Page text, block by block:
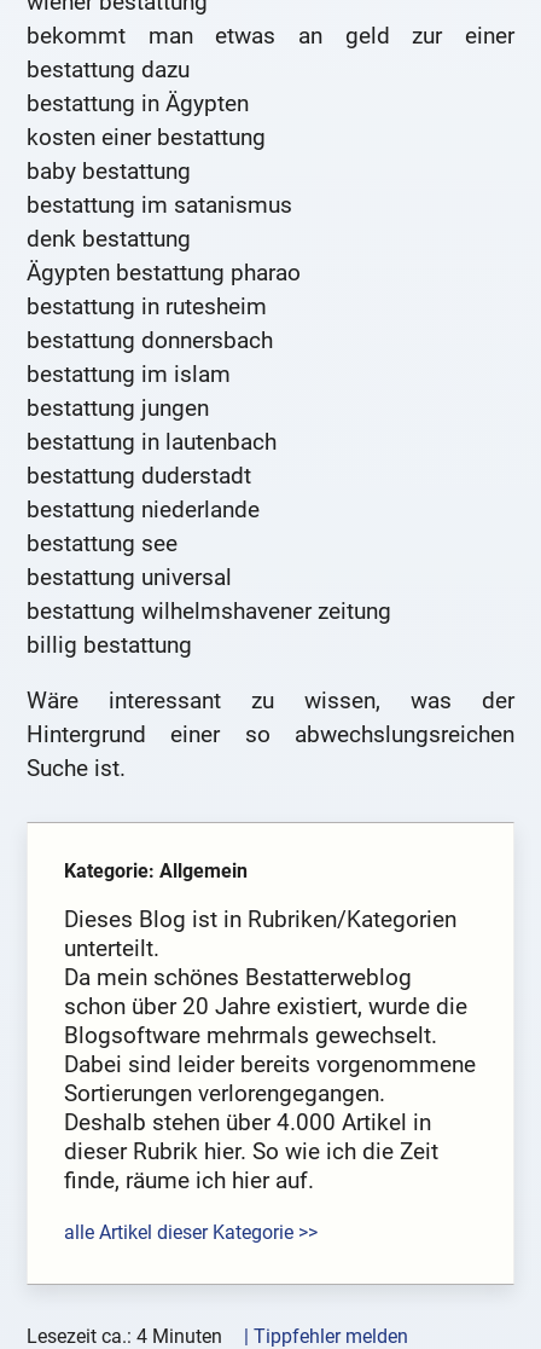
bekommt man etwas an geld zur einer
bestattung dazu
bestattung in Ägypten
kosten einer bestattung
baby bestattung
bestattung im satanismus
denk bestattung
Ägypten bestattung pharao
bestattung in rutesheim
bestattung donnersbach
bestattung im islam
bestattung jungen
bestattung in lautenbach
bestattung duderstadt
bestattung niederlande
bestattung see
bestattung universal
bestattung wilhelmshavener zeitung
billig bestattung
Wäre interessant zu wissen, was der
Hintergrund einer so abwechslungsreichen
Suche ist.
Kategorie: Allgemein
Dieses Blog ist in Rubriken/Kategorien
unterteilt.
Da mein schönes Bestatterweblog
schon über 20 Jahre existiert, wurde die
Blogsoftware mehrmals gewechselt.
Dabei sind leider bereits vorgenommene
Sortierungen verlorengegangen.
Deshalb stehen über 4.000 Artikel in
dieser Rubrik hier. So wie ich die Zeit
finde, räume ich hier auf.
alle Artikel dieser Kategorie >>
Lesezeit ca.: 4 Minuten
| Tippfehler melden